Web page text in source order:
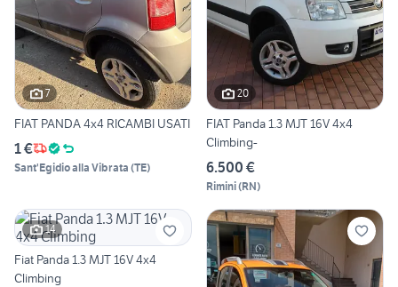
7
FIAT PANDA 4x4 RICAMBI USATI
1 €
Sant'Egidio alla Vibrata (TE)
20
FIAT Panda 1.3 MJT 16V 4x4
Climbing-
6.500 €
Rimini(RN)
14
Fiat Panda 1.3 MJT 16V 4x4
Climbing